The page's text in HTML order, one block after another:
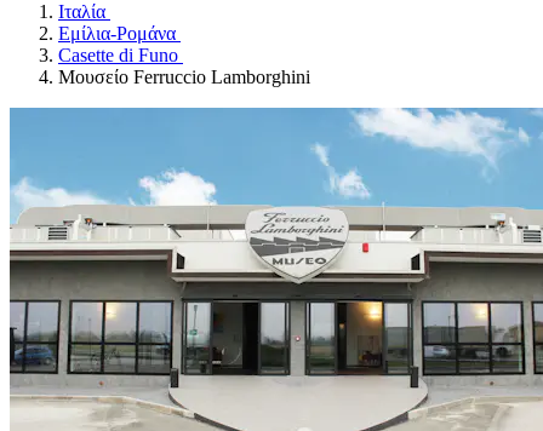
Ιταλία
Εμίλια-Ρομάνα
Casette di Funo
Μουσείο Ferruccio Lamborghini